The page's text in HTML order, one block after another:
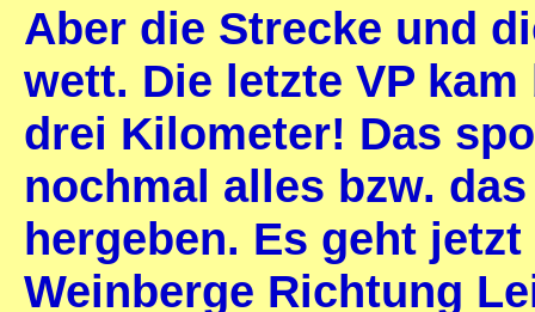
Aber die Strecke und
wett. Die letzte VP
drei Kilometer! Das
nochmal alles bzw.
hergeben. Es geht
Weinberge Richtung